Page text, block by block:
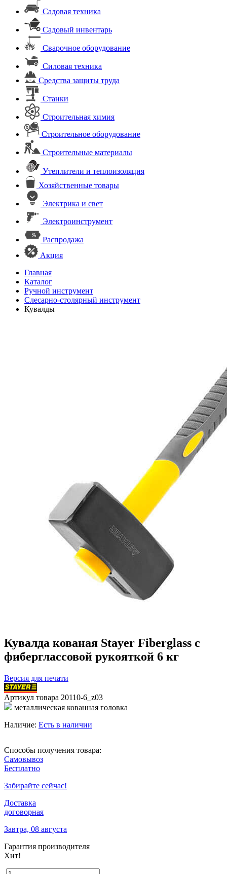
Садовая техника
Садовый инвентарь
Сварочное оборудование
Силовая техника
Средства защиты труда
Станки
Строительная химия
Строительное оборудование
Строительные материалы
Утеплители и теплоизоляция
Хозяйственные товары
Электрика и свет
Электроинструмент
Распродажа
Акция
Главная
Каталог
Ручной инструмент
Слесарно-столярный инструмент
Кувалды
Кувалда кованая Stayer Fiberglass с
фиберглассовой рукояткой 6 кг
Версия для печати
Артикул товара 20110-6_z03
металлическая кованная головка
Наличие: Есть в наличии
Способы получения товара:
Самовывоз
Бесплатно
Забирайте сейчас!
Доставка
договорная
Завтра, 08 августа
Гарантия производителя
Хит!